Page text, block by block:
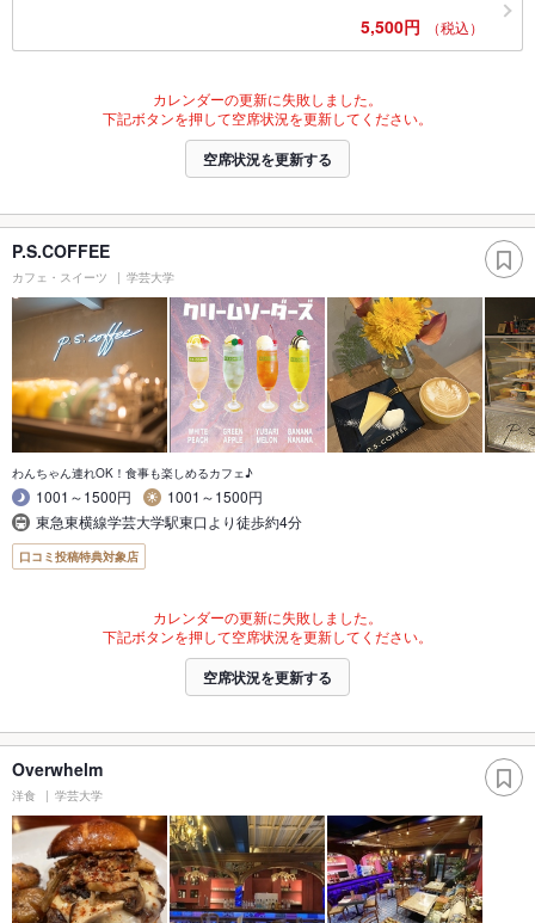
5,500円 （税込）
カレンダーの更新に失敗しました。
下記ボタンを押して空席状況を更新してください。
空席状況を更新する
P.S.COFFEE
カフェ・スイーツ 学芸大学
わんちゃん連れOK！食事も楽しめるカフェ♪
1001～1500円
1001～1500円
東急東横線学芸大学駅東口より徒歩約4分
口コミ投稿特典対象店
カレンダーの更新に失敗しました。
下記ボタンを押して空席状況を更新してください。
空席状況を更新する
Overwhelm
洋食 学芸大学